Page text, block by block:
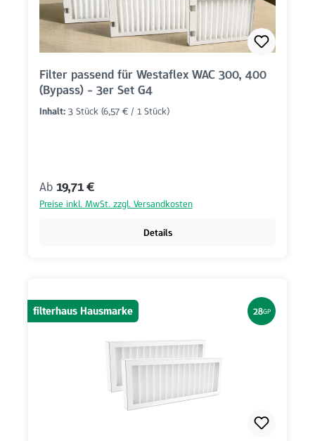
Filter passend für Westaflex WAC 300, 400
(Bypass) - 3er Set G4
Inhalt: 3 Stück (6,57 € / 1 Stück)
Regulärer Preis:
Ab 19,71 €
Preise inkl. MwSt. zzgl. Versandkosten
Details
filterhaus Hausmarke 28GP